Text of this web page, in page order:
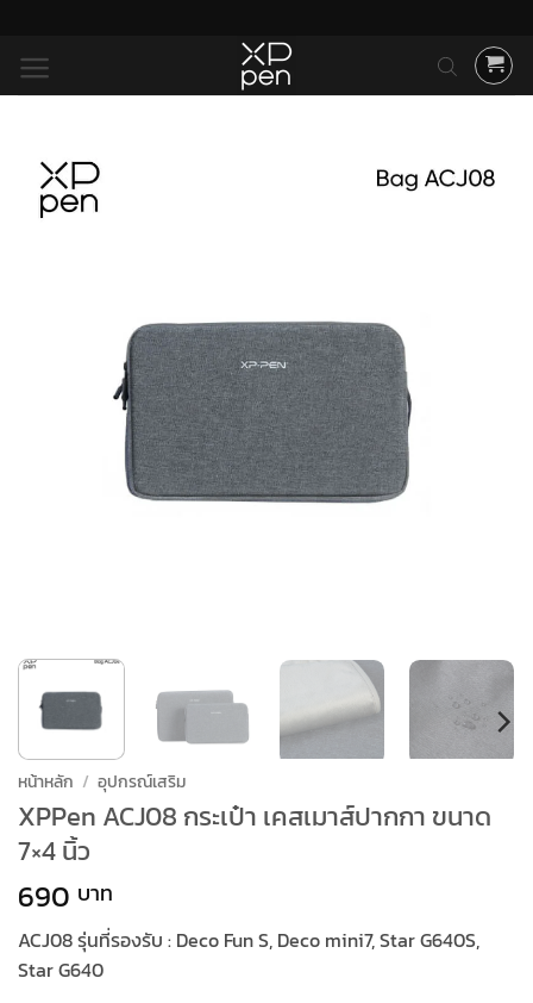
ยัง
เนื้อหา
หน้าหลัก / อุปกรณ์เสริม
XPPen ACJ08 กระเป๋า เคสเมาส์ปากกา ขนาด
7×4 นิ้ว
690
ACJ08 รุ่นที่รองรับ : Deco Fun S, Deco mini7, Star G640S,
Star G640